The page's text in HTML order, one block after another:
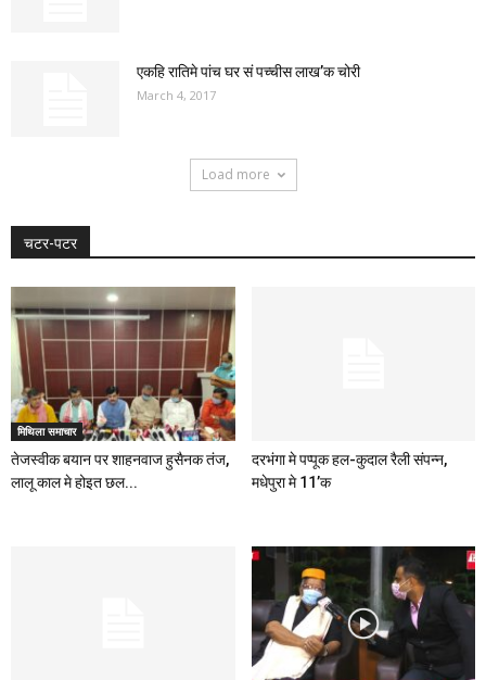
एकहि रातिमे पांच घर सं पच्चीस लाख’क चोरी
March 4, 2017
Load more
चटर-पटर
मिथिला समाचार
तेजस्वीक बयान पर शाहनवाज हुसैनक तंज,
लालू काल मे होइत छल...
दरभंगा मे पप्पूक हल-कुदाल रैली संपन्न,
मधेपुरा मे 11’क